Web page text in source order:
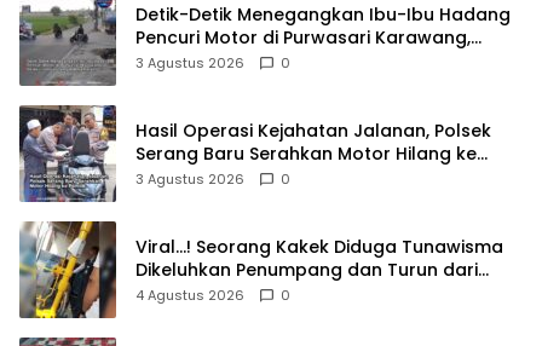
Detik-Detik Menegangkan Ibu-Ibu Hadang
Pencuri Motor di Purwasari Karawang,
Pelaku Lolos di Tengah Keramaian!
3 Agustus 2026 0
Hasil Operasi Kejahatan Jalanan, Polsek
Serang Baru Serahkan Motor Hilang ke
Pemilik
3 Agustus 2026 0
Viral…! Seorang Kakek Diduga Tunawisma
Dikeluhkan Penumpang dan Turun dari
TransJakarta Karena Bau Badan
4 Agustus 2026 0